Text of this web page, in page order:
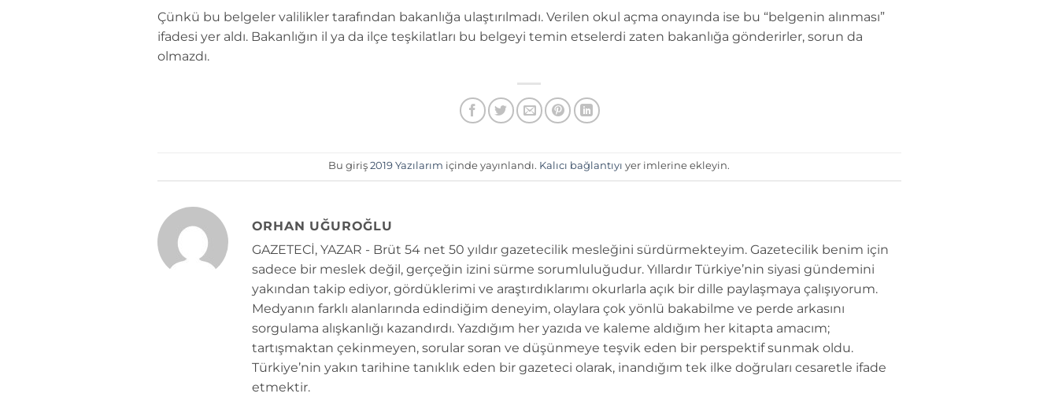
Çünkü bu belgeler valilikler tarafından bakanlığa ulaştırılmadı. Verilen okul açma onayında ise bu “belgenin alınması”
ifadesi yer aldı. Bakanlığın il ya da ilçe teşkilatları bu belgeyi temin etselerdi zaten bakanlığa gönderirler, sorun da
olmazdı.
Bu giriş 2019 Yazılarım içinde yayınlandı. Kalıcı bağlantıyı yer imlerine ekleyin.
ORHAN UĞUROĞLU
GAZETECİ, YAZAR - Brüt 54 net 50 yıldır gazetecilik mesleğini sürdürmekteyim. Gazetecilik benim için
sadece bir meslek değil, gerçeğin izini sürme sorumluluğudur. Yıllardır Türkiye’nin siyasi gündemini
yakından takip ediyor, gördüklerimi ve araştırdıklarımı okurlarla açık bir dille paylaşmaya çalışıyorum.
Medyanın farklı alanlarında edindiğim deneyim, olaylara çok yönlü bakabilme ve perde arkasını
sorgulama alışkanlığı kazandırdı. Yazdığım her yazıda ve kaleme aldığım her kitapta amacım;
tartışmaktan çekinmeyen, sorular soran ve düşünmeye teşvik eden bir perspektif sunmak oldu.
Türkiye’nin yakın tarihine tanıklık eden bir gazeteci olarak, inandığım tek ilke doğruları cesaretle ifade
etmektir.